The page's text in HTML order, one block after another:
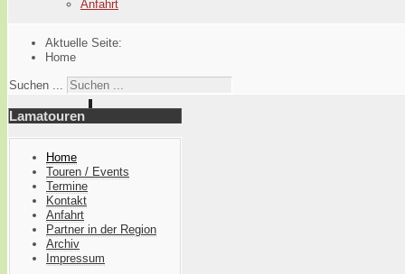
Anfahrt
Aktuelle Seite:
Home
Suchen ...
Lamatouren
Home
Touren / Events
Termine
Kontakt
Anfahrt
Partner in der Region
Archiv
Impressum